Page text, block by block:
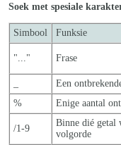
Soek met spesiale
Simbool Funksie
"..." Frase
Een
%
Enige aantal
/1-9
Binne dié getal
volgorde